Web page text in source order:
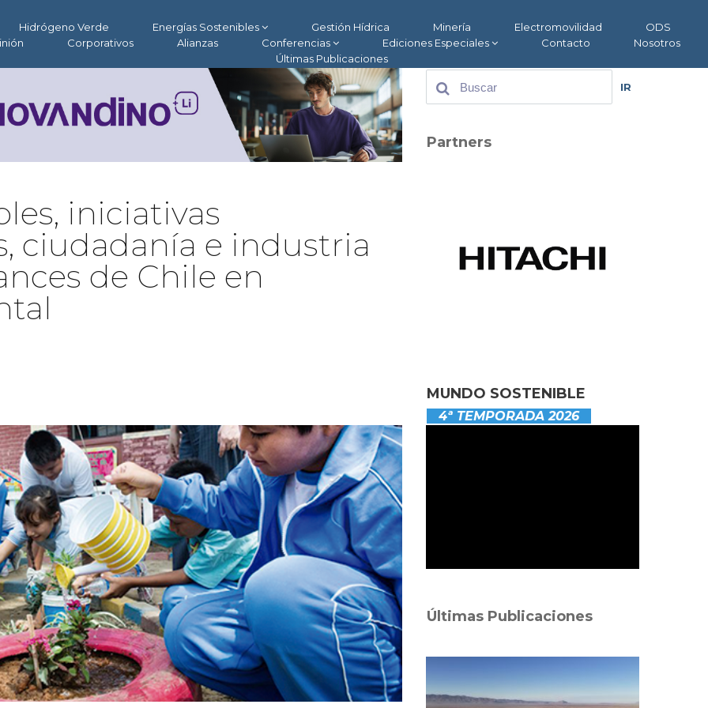
Hidrógeno Verde Energías Sostenibles Gestión Hídrica Minería Electromovilidad
ODS
Corporativos Alianzas Conferencias Ediciones Especiales Contacto
Nosotros
Últimas Publicaciones
iniciativas
ciudadanía e industria
de Chile en
IR
Partners
MUNDO SOSTENIBLE
4ª TEMPORADA 2026
Últimas Publicaciones